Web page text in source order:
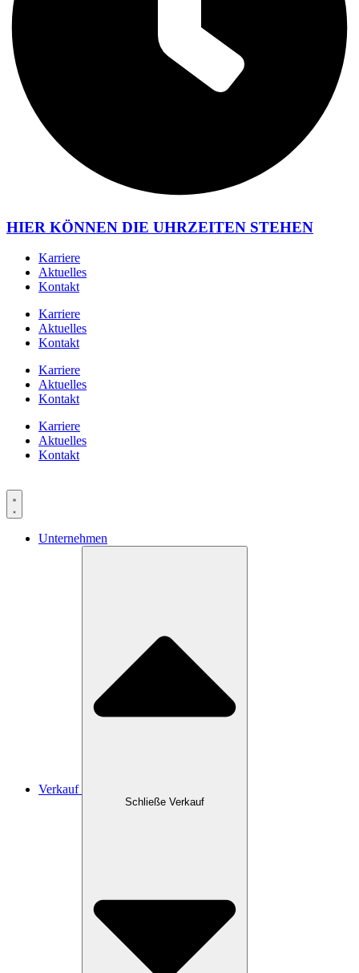
HIER KÖNNEN DIE UHRZEITEN STEHEN
Karriere
Aktuelles
Kontakt
Karriere
Aktuelles
Kontakt
Karriere
Aktuelles
Kontakt
Karriere
Aktuelles
Kontakt
Unternehmen
Verkauf
Schließe Verkauf